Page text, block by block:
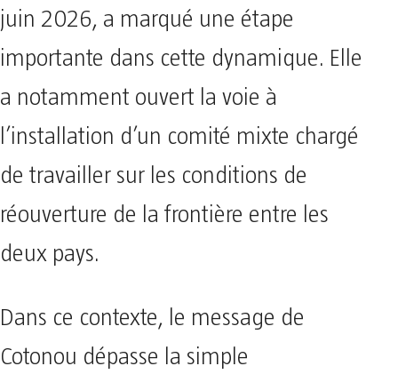
juin 2026, a marqué une étape
importante dans cette dynamique. Elle
a notamment ouvert la voie à
l’installation d’un comité mixte chargé
de travailler sur les conditions de
réouverture de la frontière entre les
deux pays.
Dans ce contexte, le message de
Cotonou dépasse la simple